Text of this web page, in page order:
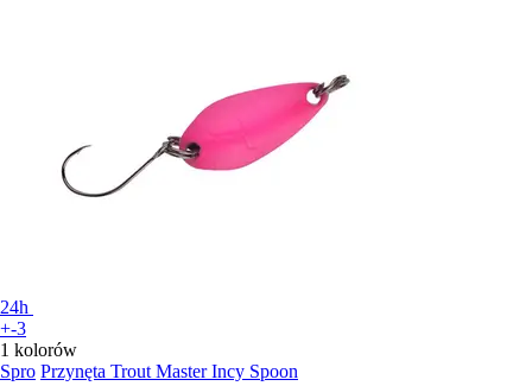
24h
+-3
1 kolorów
Spro Przynęta Trout Master Incy Spoon